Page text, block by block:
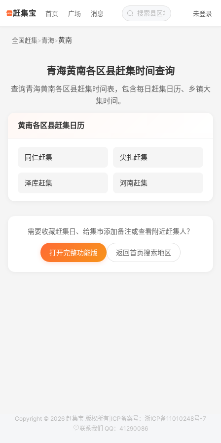
赶集宝 首页 广场 消息 未登录
全国赶集>青海>黄南
青海黄南各区县赶集时间查询
查询青海黄南各区县赶集时间表，包含每日赶集日历、乡镇大
集时间。
黄南各区县赶集日历
同仁赶集 尖扎赶集
泽库赶集 河南赶集
需要收藏赶集日、给集市添加备注或查看附近赶集人？
打开完整功能版 返回首页搜索地区
Copyright © 2026 赶集宝 版权所有 ICP备案号：浙ICP备11010248号-7
联系我们 QQ：41290086